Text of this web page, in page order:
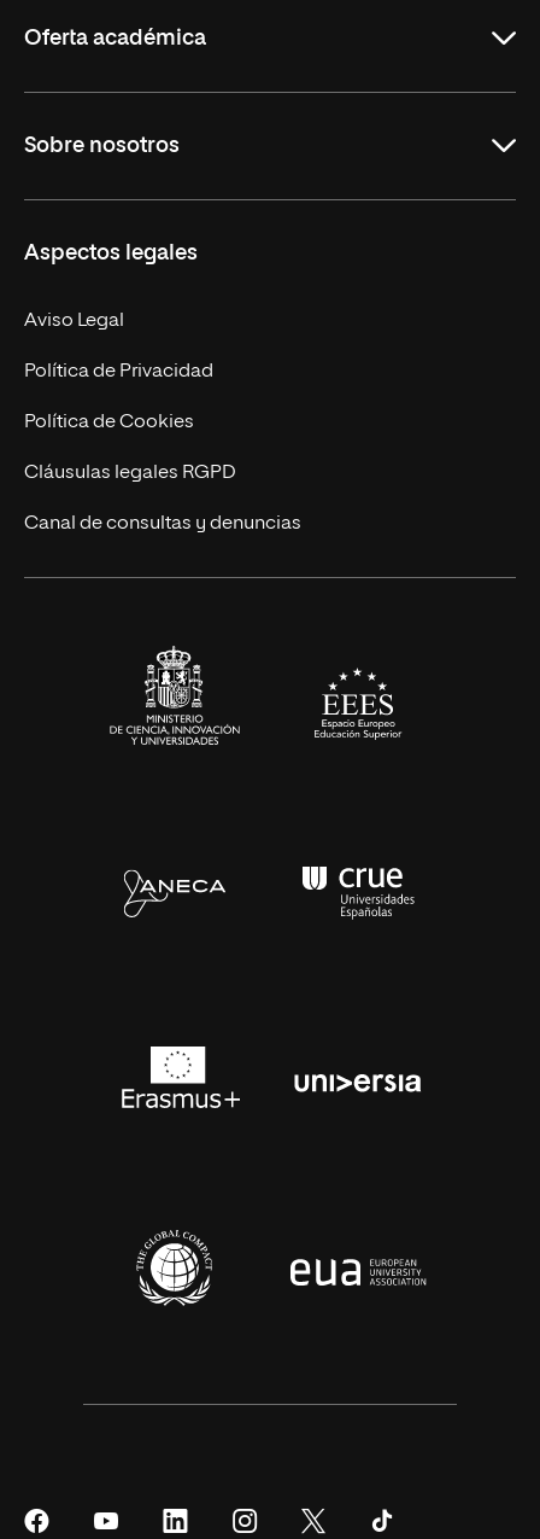
Oferta académica
Másteres Oficiales
Doctorados
Experto Universitario
Postgrados
Cursos Universitarios
Sobre nosotros
Facultades
Nuestro Equipo
Trabaja en UNIR
Actualidad
UNIR Revista
Eventos
Aspectos legales
Aviso Legal
Política de Privacidad
Política de Cookies
Cláusulas legales RGPD
Canal de consultas y denuncias
SíguenosSíguenos
SíguenosSíguenos
Síguenos